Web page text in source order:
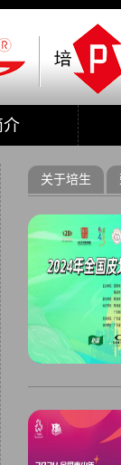
介
关于培生